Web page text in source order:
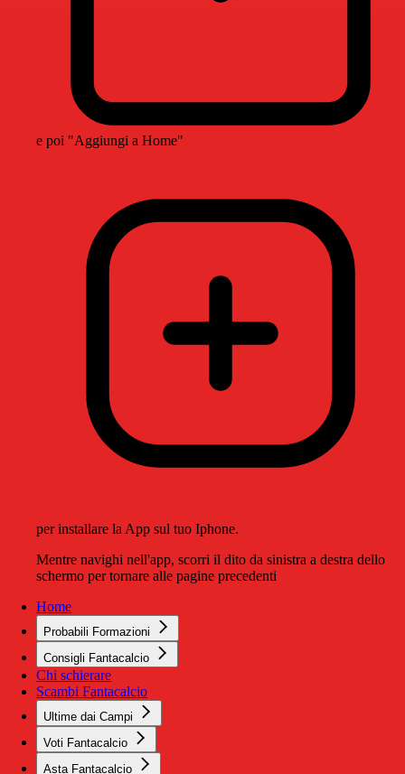
e poi "Aggiungi a Home"
per installare la App sul tuo Iphone.
Mentre navighi nell'app, scorri il dito da sinistra a destra dello
schermo per tornare alle pagine precedenti
Home
Probabili Formazioni
Consigli Fantacalcio
Chi schierare
Scambi Fantacalcio
Ultime dai Campi
Voti Fantacalcio
Asta Fantacalcio